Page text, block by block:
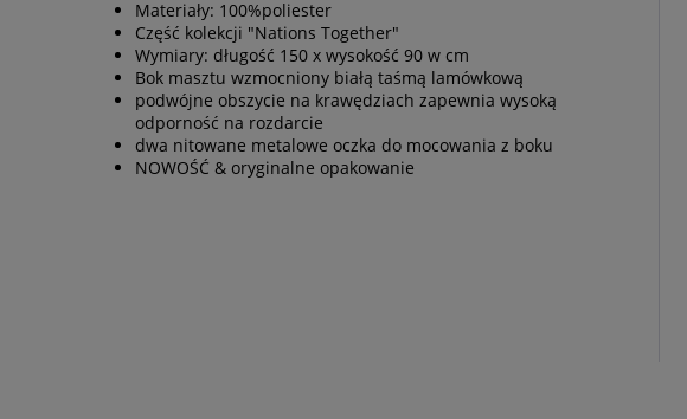
Materiały: 100%poliester
Część kolekcji "Nations Together"
Wymiary: długość 150 x wysokość 90 w cm
Bok masztu wzmocniony białą taśmą lamówkową
podwójne obszycie na krawędziach zapewnia wysoką
odporność na rozdarcie
dwa nitowane metalowe oczka do mocowania z boku
NOWOŚĆ & oryginalne opakowanie